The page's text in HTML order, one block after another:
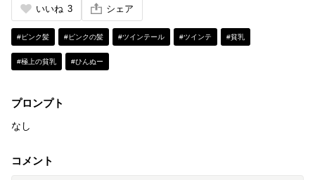
いいね 3 シェア
#ピンク髪 #ピンクの髪 #ツインテール #ツインテ #貧乳
#極上の貧乳 #ひんぬー
プロンプト
なし
コメント